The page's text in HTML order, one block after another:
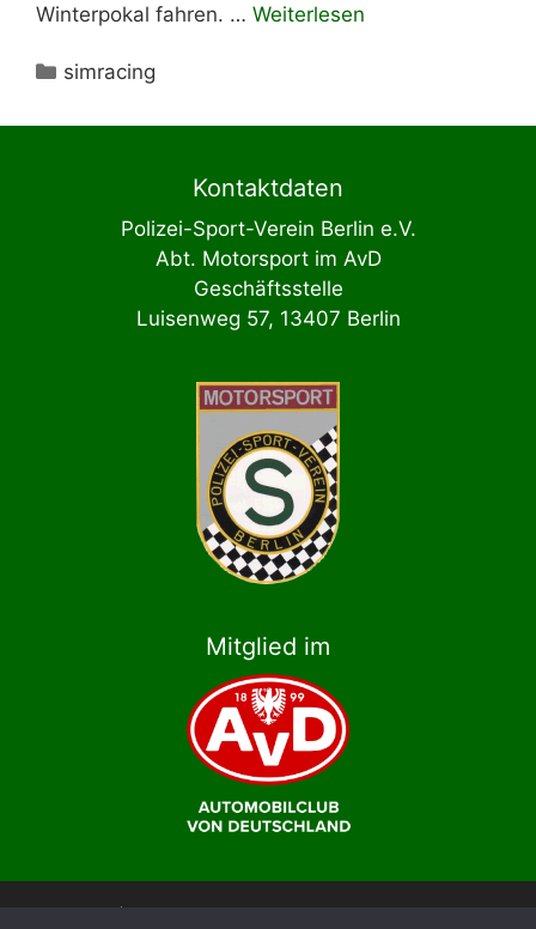
Winterpokal fahren. … Weiterlesen
Kategorien
simracing
Kontaktdaten
Polizei-Sport-Verein Berlin e.V.
Abt. Motorsport im AvD
Geschäftsstelle
Luisenweg 57, 13407 Berlin
Mitglied im